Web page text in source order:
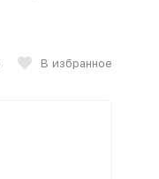
В избранное